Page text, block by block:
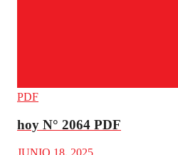
PDF
hoy N° 2064 PDF
JUNIO 18, 2025